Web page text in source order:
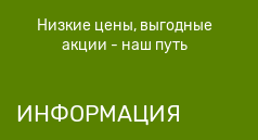
Низкие цены, выгодные
акции - наш путь
ИНФОРМАЦИЯ